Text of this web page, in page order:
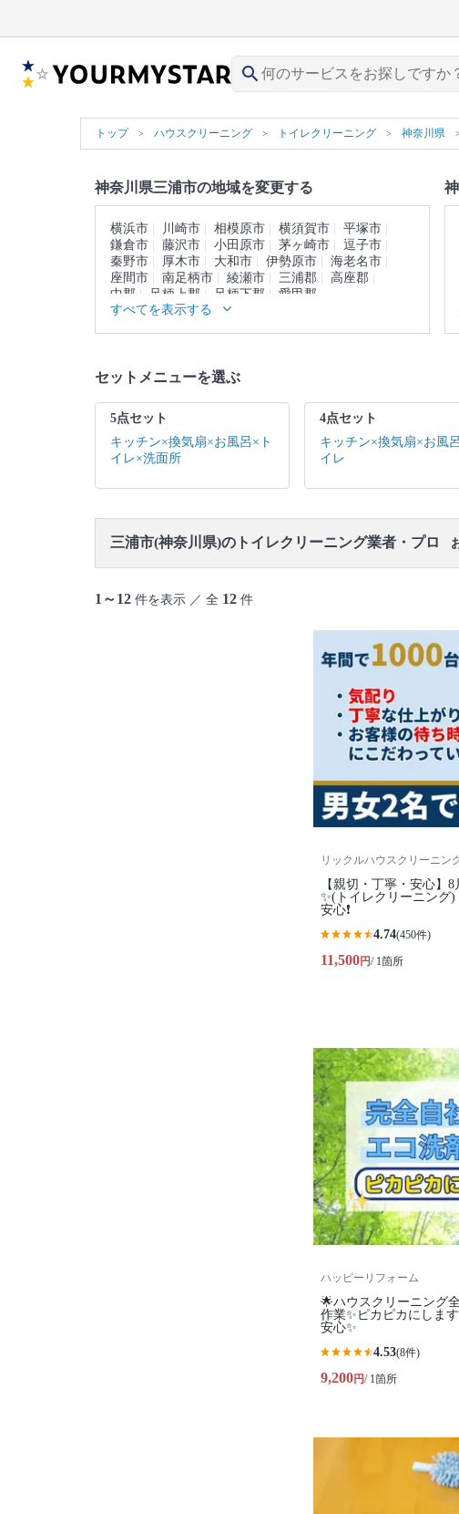
search
トップ ハウスクリーニング トイレクリーニング 神奈川県
神奈川県三浦市の地域を変更する
横浜市 川崎市 相模原市 横須賀市
平塚市
鎌倉市
藤沢市 小田原市 茅ヶ崎市
逗子市
秦野市
厚木市 大和市 伊勢原市
海老名市
座間市
南足柄市 綾瀬市 三浦郡
高座郡
中郡
足柄上郡 足柄下郡
愛甲郡
すべてを表示する
セットメニューを選ぶ
5点セット
キッチン×換気扇×お風呂×ト
イレ×洗面所
4点セット
キッチン×換気扇×お風
イレ
三浦市(神奈川県)のトイレクリーニング業者・プロ
1～12 件を表示 ／ 全 12 件
リックルハウスクリーニン
【親切・丁寧・安心】
✨️(トイレクリーニング
安心❗️
4.74(450件)
11,500円/ 1箇所
ハッピーリフォーム
🌟ハウスクリーニング
作業✨️ピカピカにしま
安心✨
4.53(8件)
9,200円/ 1箇所